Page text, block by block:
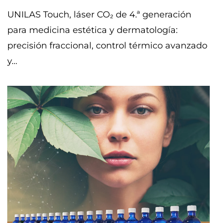
UNILAS Touch, láser CO₂ de 4.ª generación
para medicina estética y dermatología:
precisión fraccional, control térmico avanzado
y…